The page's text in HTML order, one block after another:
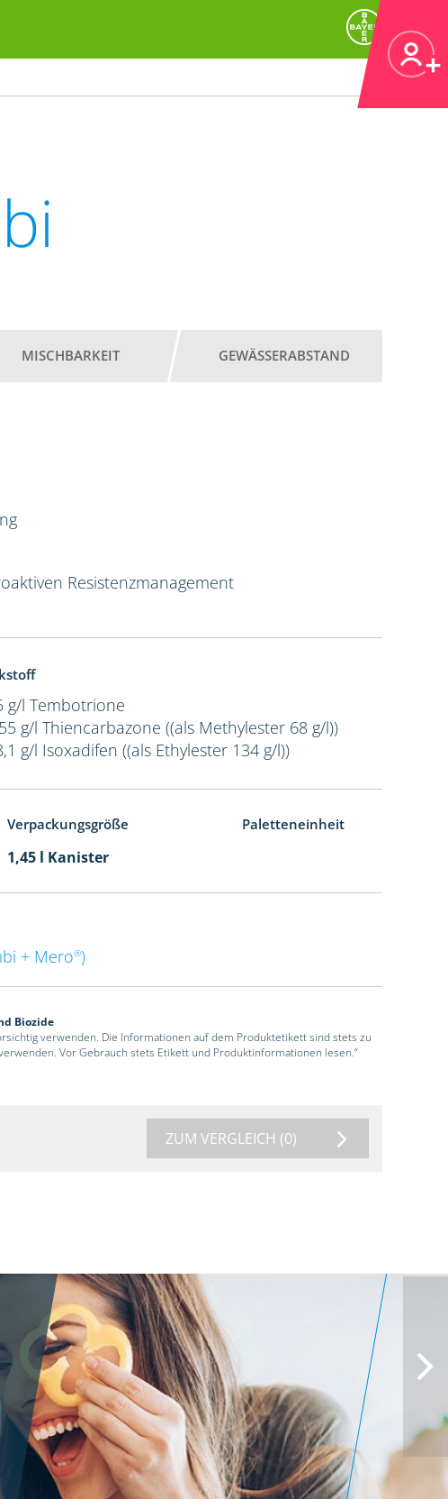
MISCHBARKEIT GEWÄSSERABSTAND
Resistenzmanagement
g/l Tembotrione
g/l Thiencarbazone ((als Methylester 68 g/l))
g/l Isoxadifen ((als Ethylester 134 g/l))
Verpackungsgröße Paletteneinheit
1,45 l Kanister
+ Mero®)
Biozide
verwenden. Die Informationen auf dem Produktetikett sind stets zu
Vor Gebrauch stets Etikett und Produktinformationen lesen.“
ZUM VERGLEICH (0)